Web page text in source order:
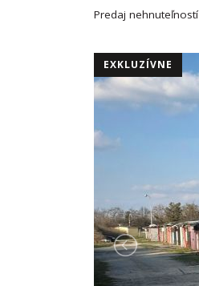
Predaj nehnuteľností
EXKLUZÍVNE